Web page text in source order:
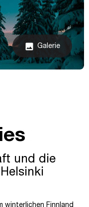
image Galerie
und die
winterlichen Finnland